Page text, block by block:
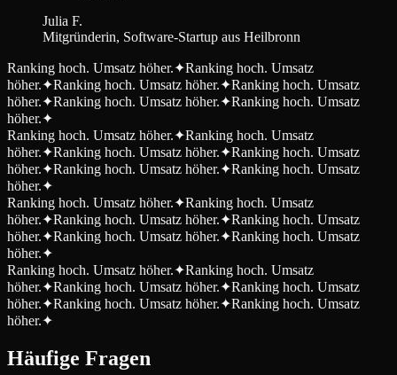
Julia F.
Mitgründerin, Software-Startup aus Heilbronn
Ranking hoch. Umsatz höher.✦Ranking hoch. Umsatz
höher.✦Ranking hoch. Umsatz höher.✦Ranking hoch. Umsatz
höher.✦Ranking hoch. Umsatz höher.✦Ranking hoch. Umsatz
höher.✦
Ranking hoch. Umsatz höher.✦Ranking hoch. Umsatz
höher.✦Ranking hoch. Umsatz höher.✦Ranking hoch. Umsatz
höher.✦Ranking hoch. Umsatz höher.✦Ranking hoch. Umsatz
höher.✦
Ranking hoch. Umsatz höher.✦Ranking hoch. Umsatz
höher.✦Ranking hoch. Umsatz höher.✦Ranking hoch. Umsatz
höher.✦Ranking hoch. Umsatz höher.✦Ranking hoch. Umsatz
höher.✦
Ranking hoch. Umsatz höher.✦Ranking hoch. Umsatz
höher.✦Ranking hoch. Umsatz höher.✦Ranking hoch. Umsatz
höher.✦Ranking hoch. Umsatz höher.✦Ranking hoch. Umsatz
höher.✦
Häufige Fragen